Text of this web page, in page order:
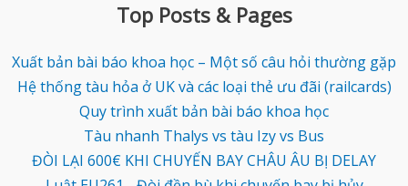
Top Posts & Pages
Xuất bản bài báo khoa học – Một số câu hỏi thường gặp
Hệ thống tàu hỏa ở UK và các loại thẻ ưu đãi (railcards)
Quy trình xuất bản bài báo khoa học
Tàu nhanh Thalys vs tàu Izy vs Bus
ĐÒI LẠI 600€ KHI CHUYẾN BAY CHÂU ÂU BỊ DELAY